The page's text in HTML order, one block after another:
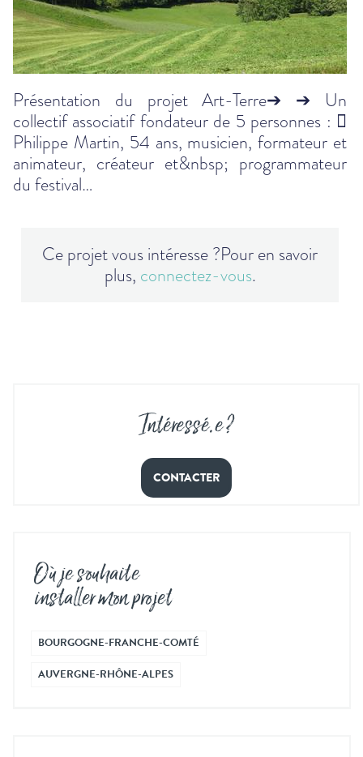
Présentation du projet Art-Terre➔ ➔ Un
collectif associatif fondateur de 5 personnes : 
Philippe Martin, 54 ans, musicien, formateur et
animateur, créateur et&nbsp; programmateur
du festival…
Ce projet vous intéresse ?Pour en savoir
plus, connectez-vous.
Intéressé.e ?
CONTACTER
Où je souhaite
installer mon projet
BOURGOGNE-FRANCHE-COMTÉ
AUVERGNE-RHÔNE-ALPES